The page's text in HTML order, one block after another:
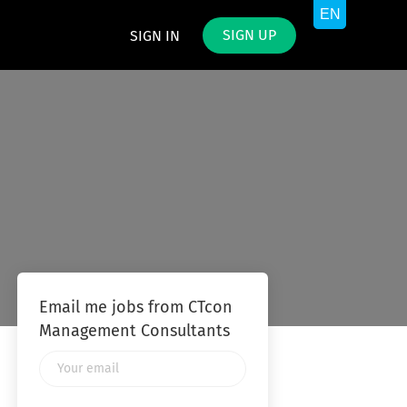
SIGN IN SIGN UP
Email me jobs from CTcon
Management Consultants